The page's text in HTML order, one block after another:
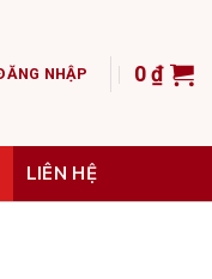
NHẬP 0₫
LIÊN HỆ